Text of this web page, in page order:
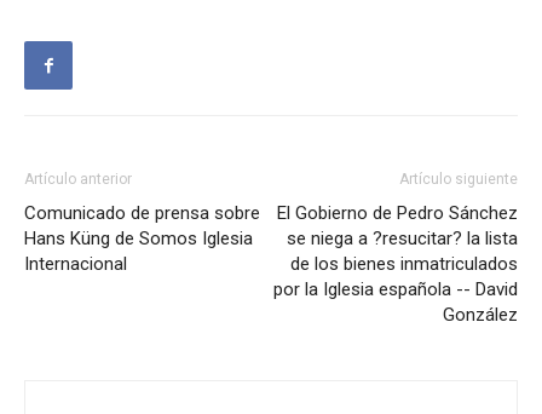
Artículo anterior
Comunicado de prensa sobre
Hans Küng de Somos Iglesia
Internacional
Artículo siguiente
El Gobierno de Pedro Sánchez
se niega a ?resucitar? la lista
de los bienes inmatriculados
por la Iglesia española -- David
González